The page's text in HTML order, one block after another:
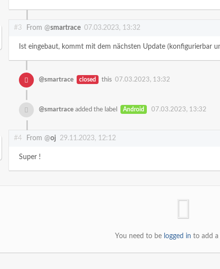
#3 From @smartrace 07.03.2023, 13:32
Ist eingebaut, kommt mit dem nächsten Update (konfigurierbar
@smartrace closed this 07.03.2023, 13:32
@smartrace added the label Android 07.03.2023, 13:32
#4 From @oj 29.11.2023, 12:12
Super !
You need to be logged in to add a